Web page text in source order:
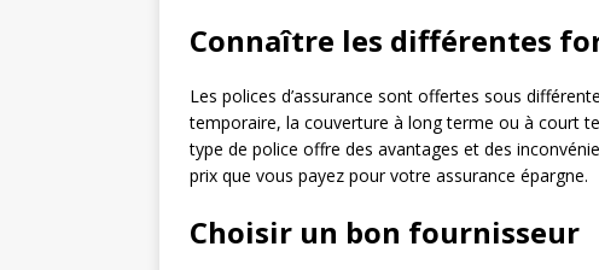
Connaître les différentes
Les polices d’assurance sont offertes sous
temporaire, la couverture à long terme ou à court
type de police offre des avantages et des
prix que vous payez pour votre assurance épargne.
Choisir un bon fournisseur